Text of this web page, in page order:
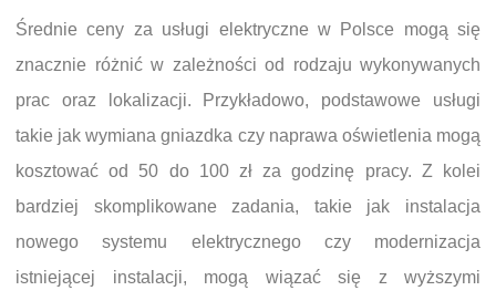
Średnie ceny za usługi elektryczne w Polsce mogą się
znacznie różnić w zależności od rodzaju wykonywanych
prac oraz lokalizacji. Przykładowo, podstawowe usługi
takie jak wymiana gniazdka czy naprawa oświetlenia mogą
kosztować od 50 do 100 zł za godzinę pracy. Z kolei
bardziej skomplikowane zadania, takie jak instalacja
nowego systemu elektrycznego czy modernizacja
istniejącej instalacji, mogą wiązać się z wyższymi